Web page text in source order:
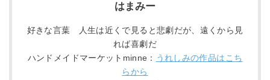
はまみー
好きな言葉 人生は近くで見ると悲劇だが、遠くから見
れば喜劇だ
ハンドメイドマーケットminne： うれしみの作品はこち
らから